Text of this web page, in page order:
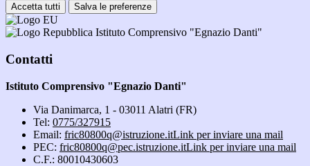
Accetta tutti Salva le preferenze
Istituto Comprensivo "Egnazio Danti"
Contatti
Istituto Comprensivo "Egnazio Danti"
Via Danimarca, 1 - 03011 Alatri (FR)
Tel: 0775/327915
Email: fric80800q@istruzione.itLink per inviare una mail
PEC: fric80800q@pec.istruzione.itLink per inviare una mail
C.F.: 80010430603